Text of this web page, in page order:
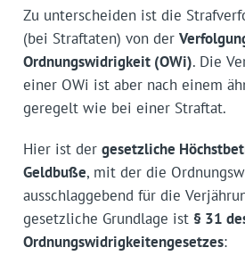
Zu unterscheiden ist die
(bei Straftaten) von der
Ordnungswidrigkeit (OWi). Die
einer OWi ist aber nach einem
geregelt wie bei einer Straftat.
Hier ist der gesetzliche
Geldbuße, mit der die
ausschlaggebend für die
gesetzliche Grundlage ist § 31
Ordnungswidrigkeitengesetzes: